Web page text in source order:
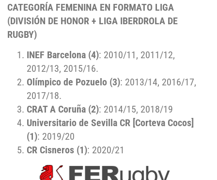
CATEGORÍA FEMENINA EN FORMATO LIGA
(DIVISIÓN DE HONOR + LIGA IBERDROLA DE
RUGBY)
INEF Barcelona (4): 2010/11, 2011/12,
2012/13, 2015/16.
Olímpico de Pozuelo (3): 2013/14, 2016/17,
2017/18.
CRAT A Coruña (2): 2014/15, 2018/19
Universitario de Sevilla CR [Corteva Cocos]
(1): 2019/20
CR Cisneros (1): 2020/21